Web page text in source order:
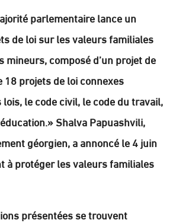
parlementaire lance un
de loi sur les valeurs familiales
composé d’un projet de
projets de loi connexes
le code civil, le code du travail,
Shalva Papuashvili,
géorgien, a annoncé le 4 juin
à protéger les valeurs familiales
présentées se trouvent